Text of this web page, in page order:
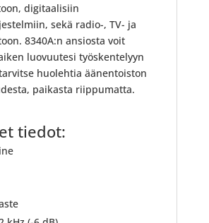
digitaalisiin
sekä radio-, TV- ja
8340A:n ansiosta voit
luovuutesi työskentelyyn
huolehtia äänentoiston
paikasta riippumatta.
tiedot: